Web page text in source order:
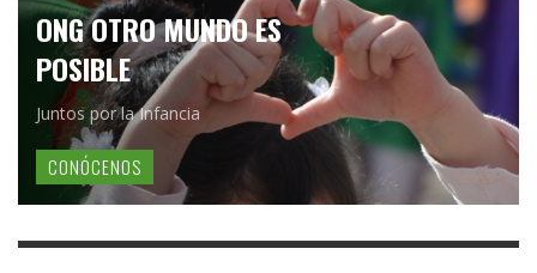
ONG OTRO MUNDO ES
POSIBLE
Juntos por la Infancia
CONÓCENOS